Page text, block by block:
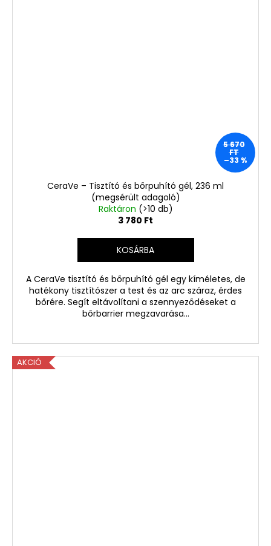
5 670
FT
–33 %
CeraVe – Tisztító és bőrpuhító gél, 236 ml
(megsérült adagoló)
Raktáron (>10 db)
3 780 Ft
KOSÁRBA
A CeraVe tisztító és bőrpuhító gél egy kíméletes, de
hatékony tisztítószer a test és az arc száraz, érdes
bőrére. Segít eltávolítani a szennyeződéseket a
bőrbarrier megzavarása...
AKCIÓ